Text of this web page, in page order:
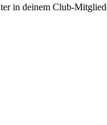
in deinem Club-